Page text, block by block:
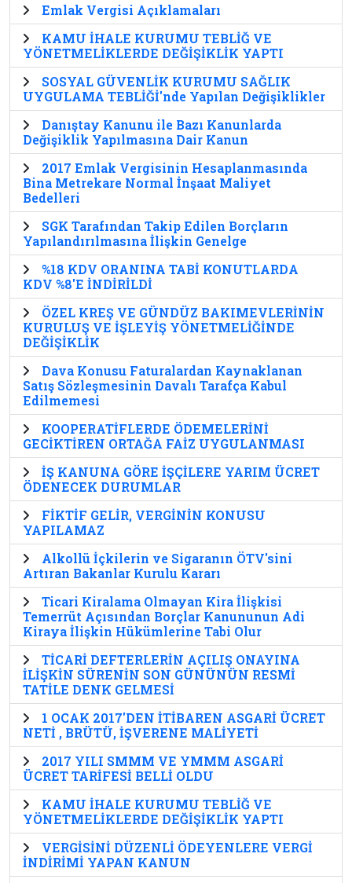
Emlak Vergisi Açıklamaları
KAMU İHALE KURUMU TEBLİĞ VE
YÖNETMELİKLERDE DEĞİŞİKLİK YAPTI
SOSYAL GÜVENLİK KURUMU SAĞLIK
UYGULAMA TEBLİĞİ'nde Yapılan Değişiklikler
Danıştay Kanunu ile Bazı Kanunlarda
Değişiklik Yapılmasına Dair Kanun
2017 Emlak Vergisinin Hesaplanmasında
Bina Metrekare Normal İnşaat Maliyet
Bedelleri
SGK Tarafından Takip Edilen Borçların
Yapılandırılmasına İlişkin Genelge
%18 KDV ORANINA TABİ KONUTLARDA
KDV %8'E İNDİRİLDİ
ÖZEL KREŞ VE GÜNDÜZ BAKIMEVLERİNİN
KURULUŞ VE İŞLEYİŞ YÖNETMELİĞİNDE
DEĞİŞİKLİK
Dava Konusu Faturalardan Kaynaklanan
Satış Sözleşmesinin Davalı Tarafça Kabul
Edilmemesi
KOOPERATİFLERDE ÖDEMELERİNİ
GECİKTİREN ORTAĞA FAİZ UYGULANMASI
İŞ KANUNA GÖRE İŞÇİLERE YARIM ÜCRET
ÖDENECEK DURUMLAR
FİKTİF GELİR, VERGİNİN KONUSU
YAPILAMAZ
Alkollü İçkilerin ve Sigaranın ÖTV'sini
Artıran Bakanlar Kurulu Kararı
Ticari Kiralama Olmayan Kira İlişkisi
Temerrüt Açısından Borçlar Kanununun Adi
Kiraya İlişkin Hükümlerine Tabi Olur
TİCARİ DEFTERLERİN AÇILIŞ ONAYINA
İLİŞKİN SÜRENİN SON GÜNÜNÜN RESMİ
TATİLE DENK GELMESİ
1 OCAK 2017'DEN İTİBAREN ASGARİ ÜCRET
NETİ , BRÜTÜ, İŞVERENE MALİYETİ
2017 YILI SMMM VE YMMM ASGARİ
ÜCRET TARİFESİ BELLİ OLDU
KAMU İHALE KURUMU TEBLİĞ VE
YÖNETMELİKLERDE DEĞİŞİKLİK YAPTI
VERGİSİNİ DÜZENLİ ÖDEYENLERE VERGİ
İNDİRİMİ YAPAN KANUN